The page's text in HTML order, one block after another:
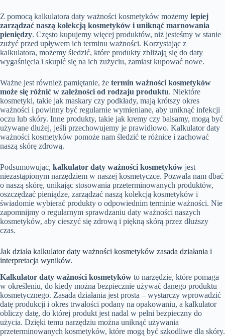
Z pomocą kalkulatora daty ważności kosmetyków możemy lepiej
zarządzać naszą kolekcją kosmetyków i uniknąć marnowania
pieniędzy. Często kupujemy więcej produktów, niż jesteśmy w stanie
zużyć przed upływem ich terminu ważności. Korzystając z
kalkulatora, możemy śledzić, które produkty zbliżają się do daty
wygaśnięcia i skupić się na ich zużyciu, zamiast kupować nowe.
Ważne jest również pamiętanie, że termin ważności kosmetyków
może się różnić w zależności od rodzaju produktu. Niektóre
kosmetyki, takie jak maskary czy podkłady, mają krótszy okres
ważności i powinny być regularnie wymieniane, aby uniknąć infekcji
oczu lub skóry. Inne produkty, takie jak kremy czy balsamy, mogą być
używane dłużej, jeśli przechowujemy je prawidłowo. Kalkulator daty
ważności kosmetyków pomoże nam śledzić te różnice i zachować
naszą skórę zdrową.
Podsumowując, kalkulator daty ważności kosmetyków jest
niezastąpionym narzędziem w naszej kosmetyczce. Pozwala nam dbać
o naszą skórę, unikając stosowania przeterminowanych produktów,
oszczędzać pieniądze, zarządzać naszą kolekcją kosmetyków i
świadomie wybierać produkty o odpowiednim terminie ważności. Nie
zapomnijmy o regularnym sprawdzaniu daty ważności naszych
kosmetyków, aby cieszyć się zdrową i piękną skórą przez dłuższy
czas.
Jak działa kalkulator daty ważności kosmetyków zasada działania i
interpretacja wyników.
Kalkulator daty ważności kosmetyków to narzędzie, które pomaga
w określeniu, do kiedy można bezpiecznie używać danego produktu
kosmetycznego. Zasada działania jest prosta – wystarczy wprowadzić
datę produkcji i okres trwałości podany na opakowaniu, a kalkulator
obliczy datę, do której produkt jest nadal w pełni bezpieczny do
użycia. Dzięki temu narzędziu można uniknąć używania
przeterminowanych kosmetyków, które mogą być szkodliwe dla skóry.